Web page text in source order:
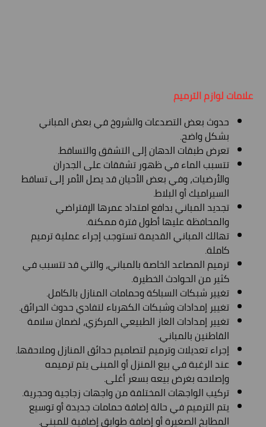
علامات لوازم الترميم
حدوث بعض التصدعات والشروخ في بعض المباني
بشكل واضح.
تعرض طبقات الدهان إلى التشقق والتساقط.
تتسبب الماء في ظهور تشققات على الجدران
والأرضيات، وفي بعض الأحيان قد يصل الأمر إلى تساقط
السيراميك أو البلاط.
تجديد المباني بدافع امتداد عمرها الإفتراضي
والمحافظة عليها أطول فترة ممكنة.
تهالك المباني القديمة تستوجب إجراء عملية ترميم
كاملة.
ترميم المصاعد الخاصة بالمباني، والتي قد تتسبب في
كثير من الحوادث الخطيرة.
تغيير شبكات السباكة وحمامات المنازل بالكامل.
تغيير إمدادات وشبكات الكهرباء لتفادي حدوث الحرائق.
تغيير إمدادات الغاز الطبيعي المركزي، لضمان سلامة
القاطنين بالمباني.
إجراء تعديلات وترميم لتصاميم حدائق المنازل وملاحقها.
عند الرغبة في بيع المنزل أو المبنى يتم ترميمه
وإصلاحه بغرض بيعه بسعر أغلى.
تركيب الواجهات المختلفة من واجهات زجاجية وحجرية.
يتم الترميم في حالة إضافة حمامات جديدة أو توسيع
المطابخ الصغيرة أو إضافة طوابق إضافية للمبني.